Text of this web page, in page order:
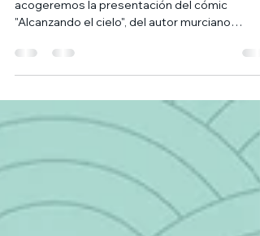
Este viernes 29 de septiembre a las 19:00
"Alcanzando el cielo", del autor murciano